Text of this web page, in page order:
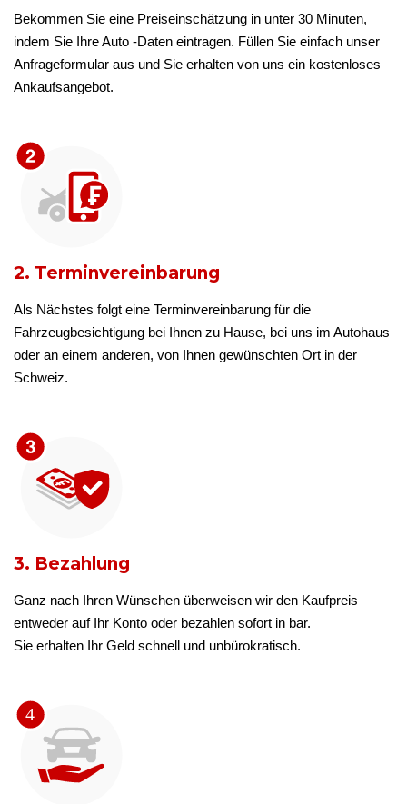
Bekommen Sie eine Preiseinschätzung in unter 30 Minuten,
indem Sie Ihre Auto -Daten eintragen. Füllen Sie einfach unser
Anfrageformular aus und Sie erhalten von uns ein kostenloses
Ankaufsangebot.
2. Terminvereinbarung
Als Nächstes folgt eine Terminvereinbarung für die
Fahrzeugbesichtigung bei Ihnen zu Hause, bei uns im Autohaus
oder an einem anderen, von Ihnen gewünschten Ort in der
Schweiz.
3. Bezahlung
Ganz nach Ihren Wünschen überweisen wir den Kaufpreis
entweder auf Ihr Konto oder bezahlen sofort in bar.
Sie erhalten Ihr Geld schnell und unbürokratisch.